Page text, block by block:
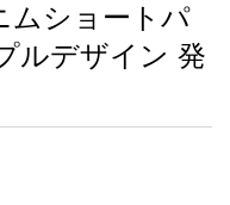
ムショートパ
ルデザイン 発